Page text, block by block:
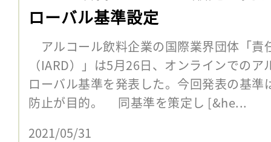
ローバル基準設定
アルコール飲料企業の国際業界団体「責
（IARD）」は5月26日、オンラインでの
ローバル基準を発表した。今回発表の基
防止が目的。 同基準を策定し [&he...
2021/05/31